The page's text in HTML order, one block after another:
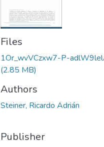
Files
1Or_wvVCzxw7-P-
(2.85 MB)
Authors
Steiner, Ricardo Adrián
Publisher